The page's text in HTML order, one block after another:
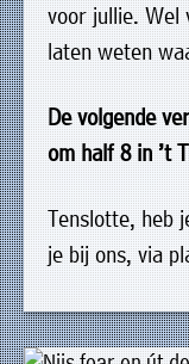
voor jullie. Wel
laten weten
De volgende
om half 8 in ’t
Tenslotte, heb
je bij ons, via